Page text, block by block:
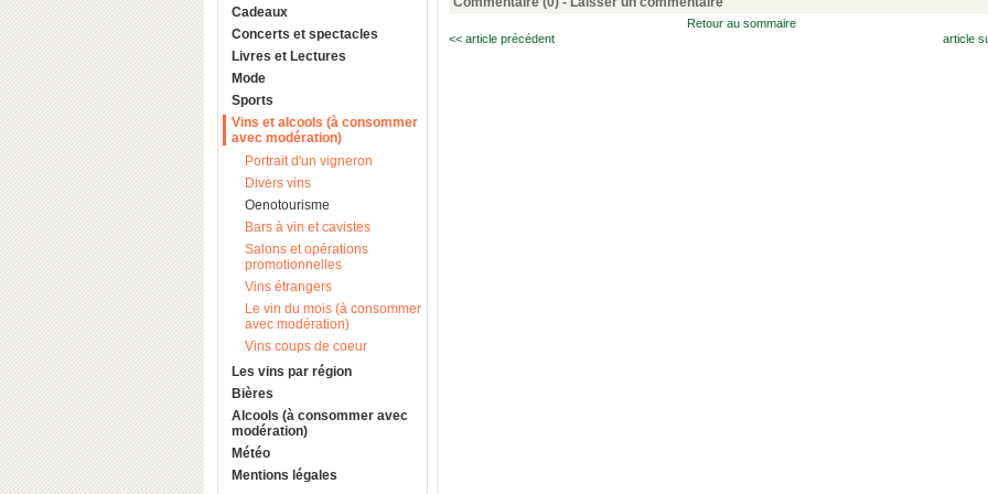
Cadeaux
Concerts et spectacles
Livres et Lectures
Mode
Sports
Vins et alcools (à consommer
avec modération)
Portrait d'un vigneron
Divers vins
Oenotourisme
Bars à vin et cavistes
Salons et opérations
promotionnelles
Vins étrangers
Le vin du mois (à consommer
avec modération)
Vins coups de coeur
Les vins par région
Bières
Alcools (à consommer avec
modération)
Météo
Mentions légales
Retour au sommaire
article
<< article précédent